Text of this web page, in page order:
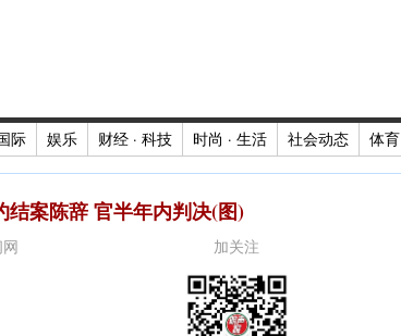
际 娱乐 财经 · 科技 时尚 · 生活 社会动态 体育
结案陈辞 官半年内判决(图)
加关注